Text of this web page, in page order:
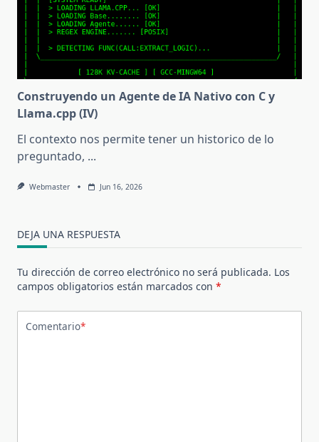
Construyendo un Agente de IA Nativo con C y
Llama.cpp (IV)
El contexto nos permite tener un historico de lo
preguntado, ...
Webmaster Jun 16, 2026
DEJA UNA RESPUESTA
Tu dirección de correo electrónico no será publicada. Los
campos obligatorios están marcados con *
Comentario*